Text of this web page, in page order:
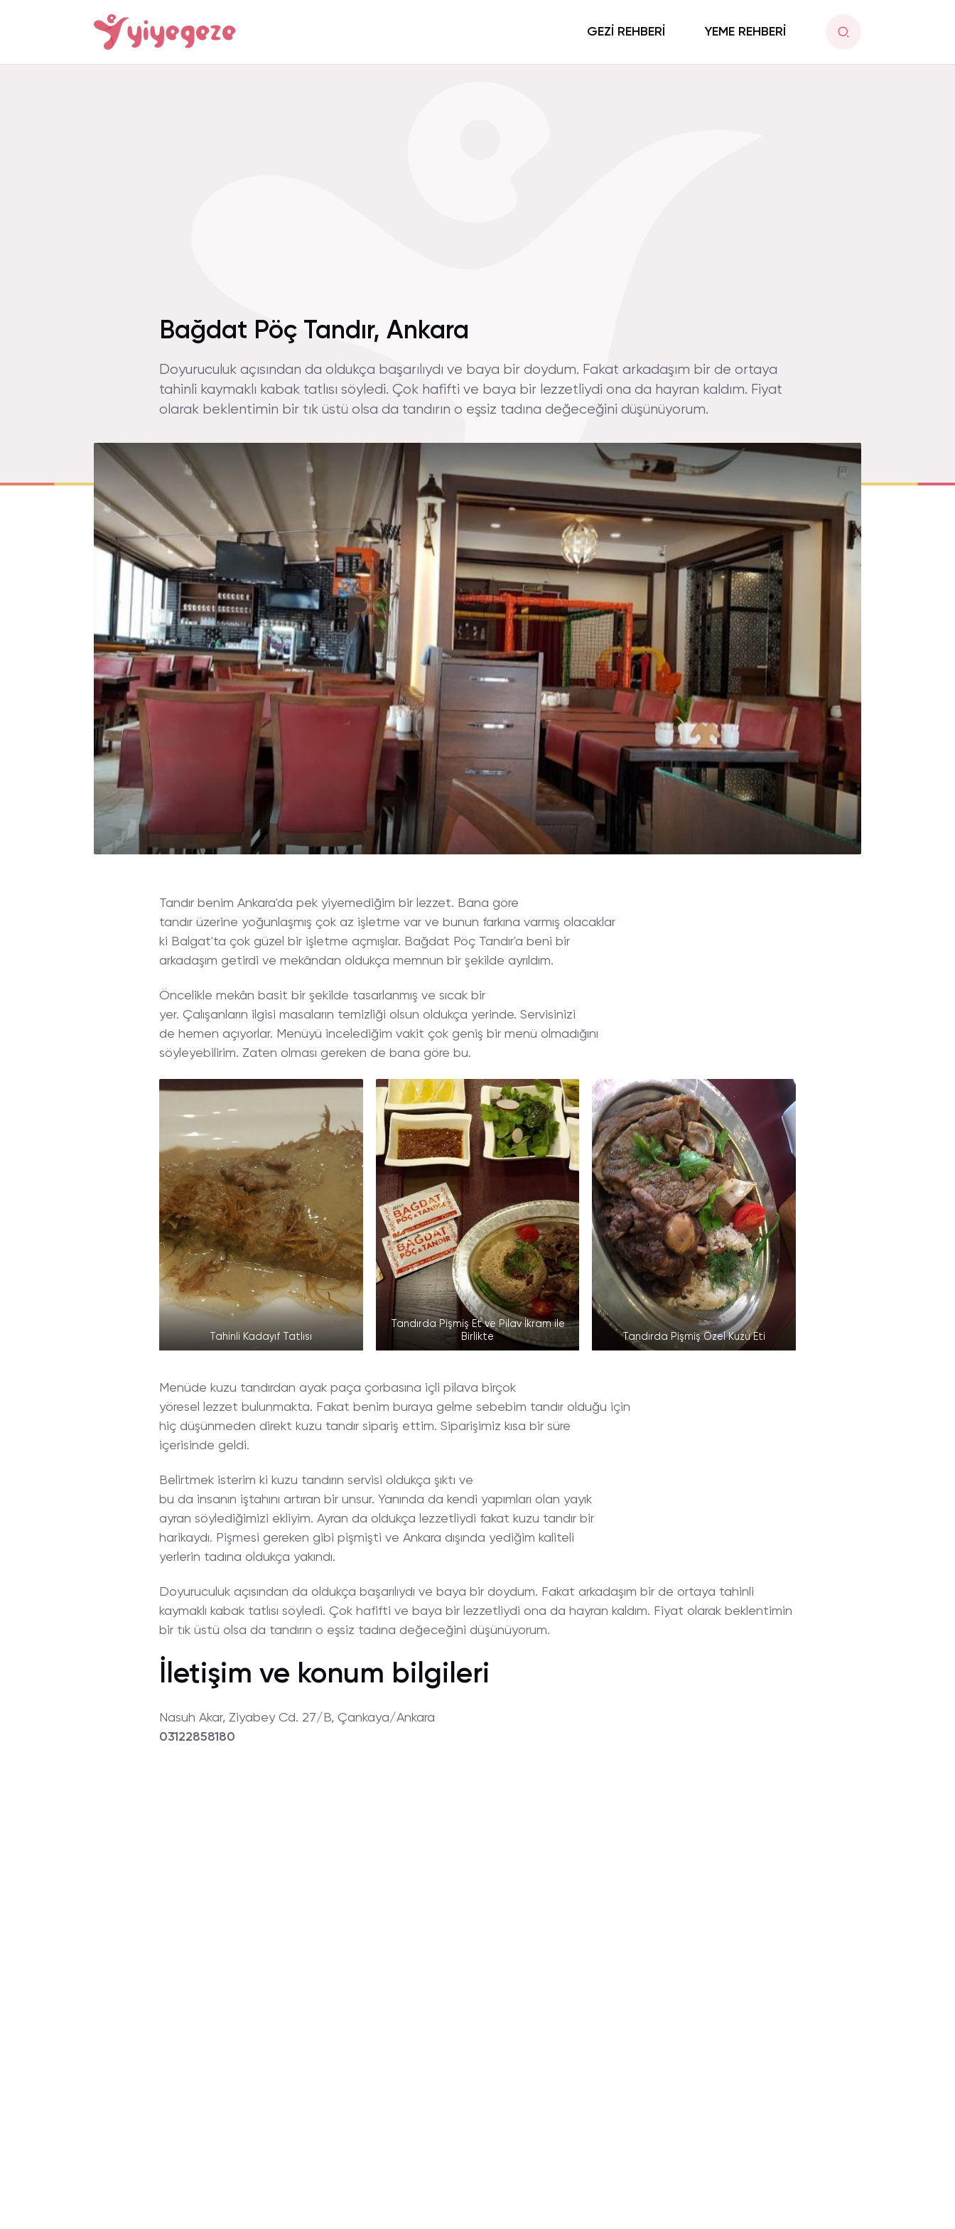
GEZİ REHBERİ YEME REHBERİ
Bağdat Pöç Tandır, Ankara
Doyuruculuk açısından da oldukça başarılıydı ve baya bir doydum. Fakat arkadaşım bir de ortaya
tahinli kaymaklı kabak tatlısı söyledi. Çok hafifti ve baya bir lezzetliydi ona da hayran kaldım. Fiyat
olarak beklentimin bir tık üstü olsa da tandırın o eşsiz tadına değeceğini düşünüyorum.
Tandır benim Ankara'da pek yiyemediğim bir lezzet. Bana göre
tandır üzerine yoğunlaşmış çok az işletme var ve bunun farkına varmış olacaklar
ki Balgat'ta çok güzel bir işletme açmışlar. Bağdat Pöç Tandır'a beni bir
arkadaşım getirdi ve mekândan oldukça memnun bir şekilde ayrıldım.
Öncelikle mekân basit bir şekilde tasarlanmış ve sıcak bir
yer. Çalışanların ilgisi masaların temizliği olsun oldukça yerinde. Servisinizi
de hemen açıyorlar. Menüyü incelediğim vakit çok geniş bir menü olmadığını
söyleyebilirim. Zaten olması gereken de bana göre bu.
Tahinli Kadayıf Tatlısı
Tandırda Pişmiş Et ve Pilav İkram ile
Birlikte
Tandırda Pişmiş Özel Kuzu Eti
Menüde kuzu tandırdan ayak paça çorbasına içli pilava birçok
yöresel lezzet bulunmakta. Fakat benim buraya gelme sebebim tandır olduğu için
hiç düşünmeden direkt kuzu tandır sipariş ettim. Siparişimiz kısa bir süre
içerisinde geldi.
Belirtmek isterim ki kuzu tandırın servisi oldukça şıktı ve
bu da insanın iştahını artıran bir unsur. Yanında da kendi yapımları olan yayık
ayran söylediğimizi ekliyim. Ayran da oldukça lezzetliydi fakat kuzu tandır bir
harikaydı. Pişmesi gereken gibi pişmişti ve Ankara dışında yediğim kaliteli
yerlerin tadına oldukça yakındı.
Doyuruculuk açısından da oldukça başarılıydı ve baya bir doydum. Fakat arkadaşım bir de ortaya tahinli
kaymaklı kabak tatlısı söyledi. Çok hafifti ve baya bir lezzetliydi ona da hayran kaldım. Fiyat olarak beklentimin
bir tık üstü olsa da tandırın o eşsiz tadına değeceğini düşünüyorum.
İletişim ve konum bilgileri
Nasuh Akar, Ziyabey Cd. 27/B, Çankaya/Ankara
03122858180